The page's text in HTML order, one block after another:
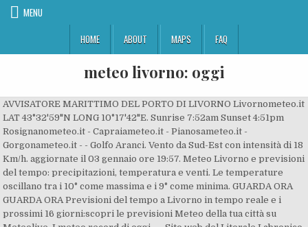
MENU
HOME
ABOUT MAPS FAQ
meteo livorno: oggi
AVVISATORE MARITTIMO DEL PORTO DI LIVORNO Livornometeo.it
LAT 43°32'59"N LONG 10°17'42"E. Sunrise 7:52am Sunset 4:51pm
Rosignanometeo.it - Capraiameteo.it - Pianosameteo.it -
Gorgonameteo.it - - Golfo Aranci. Vento da Sud-Est con intensità di 18
Km/h. aggiornate il 03 gennaio ore 19:57. Meteo Livorno e previsioni
del tempo: precipitazioni, temperatura e venti. Le temperature
oscillano tra i 10° come massima e i 9° come minima. GUARDA ORA
GUARDA ORA Previsioni del tempo a Livorno in tempo reale e i
prossimi 16 giorni:scopri le previsioni Meteo della tua città su